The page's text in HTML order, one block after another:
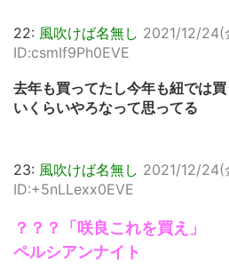
22: 風吹けば名無し 2021/12/24(
ID:csmIf9Ph0EVE
去年も買ってたし今年も紐では
いくらいやろなって思ってる
23: 風吹けば名無し 2021/12/24(
ID:+5nLLexx0EVE
？？？「咲良これを買え」
ペルシアンナイト